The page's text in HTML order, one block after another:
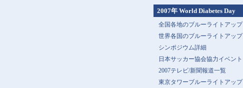
2007年 World Diabetes Day
全国各地のブルーライトアップ
世界各国のブルーライトアップ
シンポジウム詳細
日本サッカー協会協力イベント
2007テレビ/新聞報道一覧
東京タワーブルーライトアップ